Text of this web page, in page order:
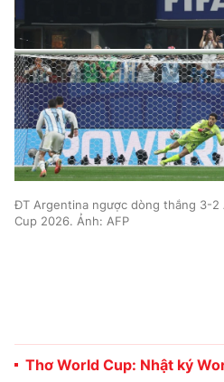
ĐT Argentina ngược dòng thắng 3-2
Cup 2026. Ảnh: AFP
Thơ World Cup: Nhật ký